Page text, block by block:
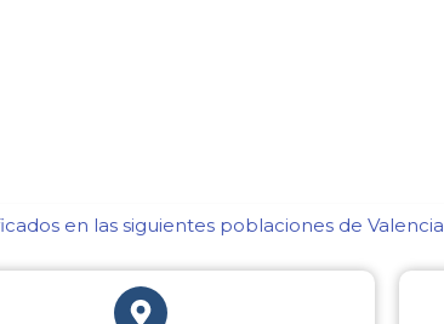
en las siguientes poblaciones de Valencia​